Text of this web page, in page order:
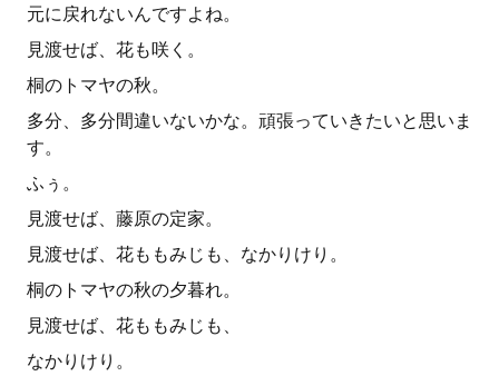
元に戻れないんですよね。
見渡せば、花も咲く。
桐のトマヤの秋。
多分、多分間違いないかな。頑張っていきたいと思いま
す。
ふぅ。
見渡せば、藤原の定家。
見渡せば、花ももみじも、なかりけり。
桐のトマヤの秋の夕暮れ。
見渡せば、花ももみじも、
なかりけり。